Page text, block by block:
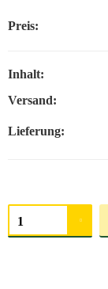
Preis:
Inhalt:
Versand:
Lieferung:
Menge auswählen